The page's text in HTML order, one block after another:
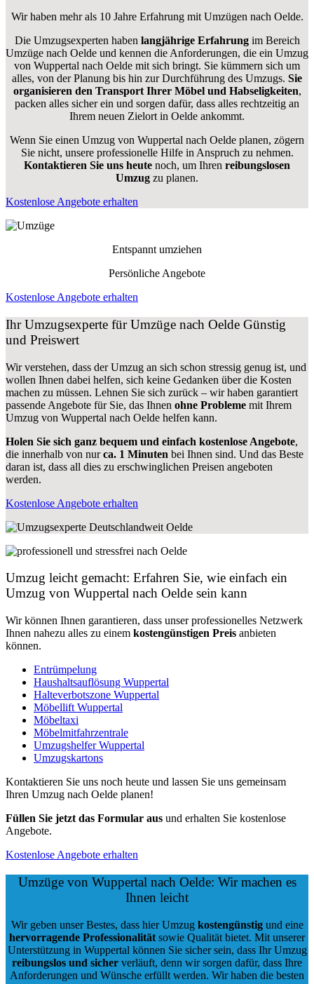
Wir haben mehr als 10 Jahre Erfahrung mit Umzügen nach Oelde.
Die Umzugsexperten haben langjährige Erfahrungim Bereich
Umzüge nach Oelde und kennen die Anforderungen, die ein Umzug
von Wuppertal nach Oelde mit sich bringt. Sie kümmern sich um
alles, von der Planung bis hin zur Durchführung des Umzugs. Sie
organisieren den Transport Ihrer Möbel und Habseligkeiten,
packen alles sicher ein und sorgen dafür, dass alles rechtzeitig an
Ihrem neuen Zielort in Oelde ankommt.
Wenn Sie einen Umzug von Wuppertal nach Oelde planen, zögern
Sie nicht, unsere professionelle Hilfe in Anspruch zu nehmen.
Kontaktieren Sie uns heute noch, um Ihren reibungslosen
Umzug zu planen.
Kostenlose Angebote erhalten
Entspannt umziehen
Persönliche Angebote
Kostenlose Angebote erhalten
Ihr Umzugsexperte für Umzüge nach Oelde Günstig
und Preiswert
Wir verstehen, dass der Umzug an sich schon stressig genug ist, und
wollen Ihnen dabei helfen, sich keine Gedanken über die Kosten
machen zu müssen. Lehnen Sie sich zurück – wir haben garantiert
passende Angebote für Sie, das Ihnen ohne Probleme mit Ihrem
Umzug von Wuppertal nach Oelde helfen kann.
Holen Sie sich ganz bequem und einfach kostenlose Angebote,
die innerhalb von nurca. 1 Minuten bei Ihnen sind. Und das Beste
daran ist, dass all dies zu erschwinglichen Preisen angeboten
werden.
Kostenlose Angebote erhalten
Umzug leicht gemacht: Erfahren Sie, wie einfach ein
Umzug von Wuppertal nach Oelde sein kann
Wir können Ihnen garantieren, dass unser professionelles Netzwerk
Ihnen nahezu alles zu einem kostengünstigen Preis anbieten
können.
Entrümpelung
Haushaltsauflösung Wuppertal
Halteverbotszone Wuppertal
Möbellift Wuppertal
Möbeltaxi
Möbelmitfahrzentrale
Umzugshelfer Wuppertal
Umzugskartons
Kontaktieren Sie uns noch heute und lassen Sie uns gemeinsam
Ihren Umzug nach Oelde planen!
Füllen Sie jetzt das Formular aus und erhalten Sie kostenlose
Angebote.
Kostenlose Angebote erhalten
Umzüge von Wuppertal nach Oelde: Wir machen es
Ihnen leicht
Wir geben unser Bestes, dass hier Umzug kostengünstigund eine
hervorragende Professionalität sowie Qualität bietet. Mit unserer
Unterstützung in Wuppertal können Sie sicher sein, dass Ihr Umzug
reibungslos und sicher verläuft, denn wir sorgen dafür, dass Ihre
Anforderungen und Wünsche erfüllt werden. Wir haben die besten